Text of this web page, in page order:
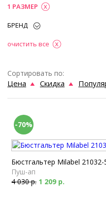
1 РАЗМЕР
БРЕНД
очистить все
Сортировать по:
Цена Скидка
-70%
Бюстгальтер Milabel 21032-
Пуш-ап
4 030 р. 1 209 р.